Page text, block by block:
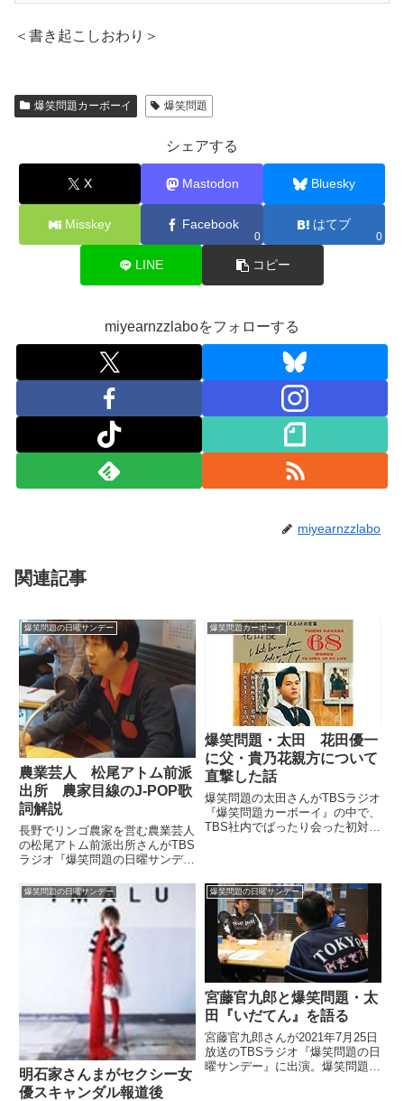
＜書き起こしおわり＞
爆笑問題カーボーイ 爆笑問題
シェアする
X Mastodon Bluesky
Misskey Facebook
0
はてブ
0
LINE コピー
miyearnzzlaboをフォローする
miyearnzzlabo
関連記事
爆笑問題の日曜サンデー
農業芸人 松尾アトム前派
出所 農家目線のJ-POP歌
詞解説
長野でリンゴ農家を営む農業芸人
の松尾アトム前派出所さんがTBS
ラジオ『爆笑問題の日曜サンデ
詞解説を披露していました。（松
尾アトム前派出所）あの、いまち
ょうど椎名林檎さんの曲が。『り
んごのうた』が流れているん...
爆笑問題カーボーイ
爆笑問題・太田 花田優一
に父・貴乃花親方について
直撃した話
爆笑問題の太田さんがTBSラジオ
『爆笑問題カーボーイ』の中で、
TBS社内でばったり会った初対面
田光）だからいま談志師匠が生き
ていりゃあなって。相撲のあ...
爆笑問題の日曜サンデー
明石家さんまがセクシー女
優スキャンダル報道後
爆笑問題の日曜サンデー
宮藤官九郎と爆笑問題・太
田『いだてん』を語る
宮藤官九郎さんが2021年7月25日
放送のTBSラジオ『爆笑問題の日
曜サンデー』に出演。爆笑問題・